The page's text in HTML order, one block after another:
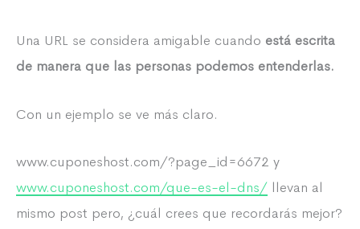
Una URL se considera amigable cuando está escrita
de manera que las personas podemos entenderlas.
Con un ejemplo se ve más claro.
www.cuponeshost.com/?page_id=6672 y
www.cuponeshost.com/que-es-el-dns/ llevan al
mismo post pero, ¿cuál crees que recordarás mejor?